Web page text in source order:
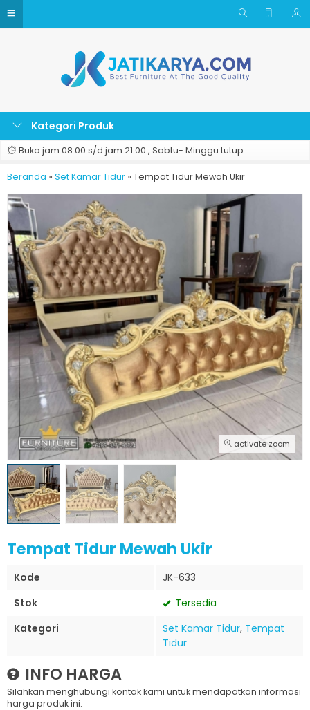
Kategori Produk
Buka jam 08.00 s/d jam 21.00 , Sabtu- Minggu tutup
Beranda » Set Kamar Tidur » Tempat Tidur Mewah Ukir
activate zoom
Tempat Tidur Mewah Ukir
Kode
JK-633
Stok
Tersedia
Kategori
Set Kamar Tidur, Tempat
Tidur
INFO HARGA
Silahkan menghubungi kontak kami untuk mendapatkan informasi
harga produk ini.